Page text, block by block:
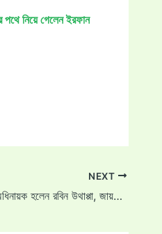
পথে নিয়ে গেলেন ইরফান
NEXT
ভারতীয় দলের অধিনায়ক হলেন রবিন উথাপ্পা, জায়গা পেয়েছেন কেদার যাদব ও স্টুয়ার্ট বিনিও